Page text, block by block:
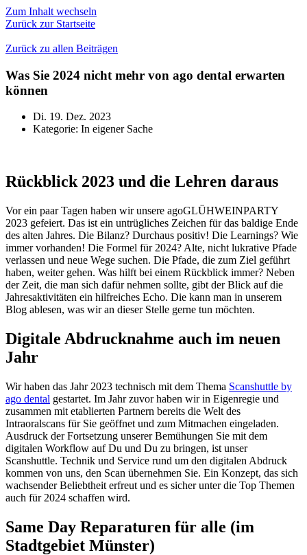
Zum Inhalt wechseln
Zurück zur Startseite
Zurück zu allen Beiträgen
Was Sie 2024 nicht mehr von ago dental erwarten
können
Di. 19. Dez. 2023
Kategorie: In eigener Sache
Rückblick 2023 und die Lehren daraus
Vor ein paar Tagen haben wir unsere agoGLÜHWEINPARTY
2023 gefeiert. Das ist ein untrügliches Zeichen für das baldige Ende
des alten Jahres. Die Bilanz? Durchaus positiv! Die Learnings? Wie
immer vorhanden! Die Formel für 2024? Alte, nicht lukrative Pfade
verlassen und neue Wege suchen. Die Pfade, die zum Ziel geführt
haben, weiter gehen. Was hilft bei einem Rückblick immer? Neben
der Zeit, die man sich dafür nehmen sollte, gibt der Blick auf die
Jahresaktivitäten ein hilfreiches Echo. Die kann man in unserem
Blog ablesen, was wir an dieser Stelle gerne tun möchten.
Digitale Abdrucknahme auch im neuen
Jahr
Wir haben das Jahr 2023 technisch mit dem Thema Scanshuttle by
ago dental gestartet. Im Jahr zuvor haben wir in Eigenregie und
zusammen mit etablierten Partnern bereits die Welt des
Intraoralscans für Sie geöffnet und zum Mitmachen eingeladen.
Ausdruck der Fortsetzung unserer Bemühungen Sie mit dem
digitalen Workflow auf Du und Du zu bringen, ist unser
Scanshuttle. Technik und Service rund um den digitalen Abdruck
kommen von uns, den Scan übernehmen Sie. Ein Konzept, das sich
wachsender Beliebtheit erfreut und es sicher unter die Top Themen
auch für 2024 schaffen wird.
Same Day Reparaturen für alle (im
Stadtgebiet Münster)